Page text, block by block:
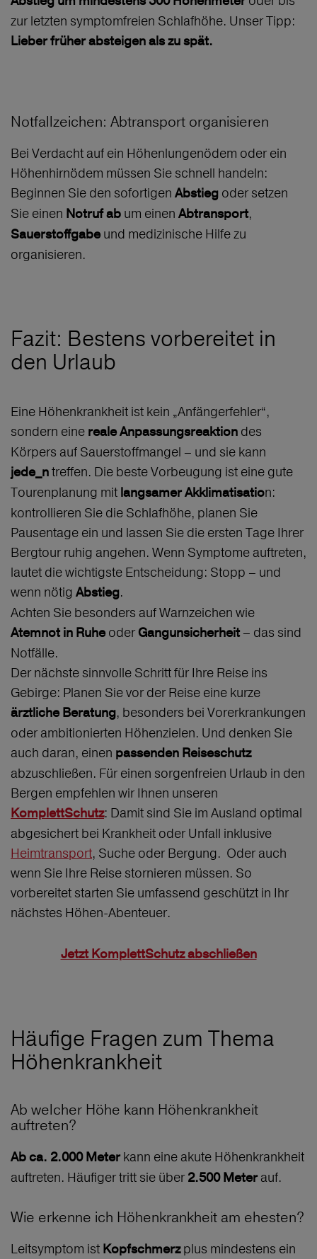
zur letzten symptomfreien Schlafhöhe. Unser Tipp:
Lieber früher absteigen als zu spät.
Notfallzeichen: Abtransport organisieren
Bei Verdacht auf ein Höhenlungenödem oder ein
Höhenhirnödem müssen Sie schnell handeln:
Beginnen Sie den sofortigen Abstieg oder setzen
Sie einen Notruf ab um einen Abtransport,
Sauerstoffgabeund medizinische Hilfe zu
organisieren.
Fazit: Bestens vorbereitet in
den Urlaub
Eine Höhenkrankheit ist kein „Anfängerfehler“,
sondern eine reale Anpassungsreaktion des
Körpers auf Sauerstoffmangel – und sie kann
jede_ntreffen. Die beste Vorbeugung ist eine gute
Tourenplanung mit langsamer Akklimatisation:
kontrollieren Sie die Schlafhöhe, planen Sie
Pausentage ein und lassen Sie die ersten Tage Ihrer
Bergtour ruhig angehen. Wenn Symptome auftreten,
lautet die wichtigste Entscheidung: Stopp – und
wenn nötig Abstieg.
Achten Sie besonders auf Warnzeichen wie
Atemnot in Ruheoder Gangunsicherheit – das sind
Notfälle.
Der nächste sinnvolle Schritt für Ihre Reise ins
Gebirge: Planen Sie vor der Reise eine kurze
ärztliche Beratung, besonders bei Vorerkrankungen
oder ambitionierten Höhenzielen. Und denken Sie
auch daran, einen passenden Reiseschutz
abzuschließen. Für einen sorgenfreien Urlaub in den
Bergen empfehlen wir Ihnen unseren
KomplettSchutz: Damit sind Sie im Ausland optimal
abgesichert bei Krankheit oder Unfall inklusive
Heimtransport, Suche oder Bergung. Oder auch
wenn Sie Ihre Reise stornieren müssen. So
vorbereitet starten Sie umfassend geschützt in Ihr
nächstes Höhen-Abenteuer.
Jetzt KomplettSchutz abschließen
Häufige Fragen zum Thema
Höhenkrankheit
Ab welcher Höhe kann Höhenkrankheit
auftreten?
Ab ca. 2.000 Meter kann eine akute Höhenkrankheit
auftreten. Häufiger tritt sie über 2.500 Meter auf.
Wie erkenne ich Höhenkrankheit am ehesten?
Leitsymptom ist Kopfschmerzplus mindestens ein